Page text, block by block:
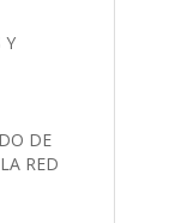
Y
DE
RED